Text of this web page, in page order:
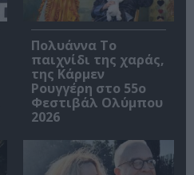
Πολυάννα Το
παιχνίδι της χαράς,
της Κάρμεν
Ρουγγέρη στο 55ο
Φεστιβάλ Ολύμπου
2026